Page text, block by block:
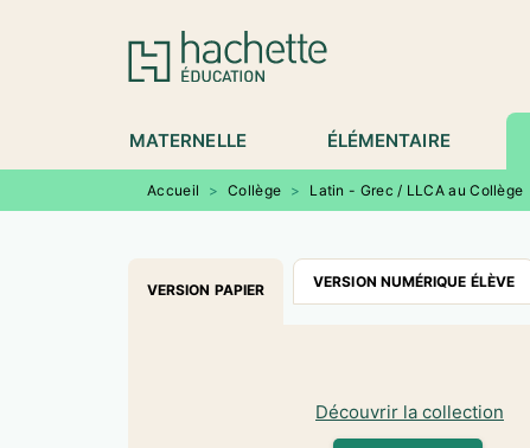
MENU RECHERCHE
MATERNELLE ÉLÉMENTAIRE
Accueil > Collège > Latin - Grec / LLCA au Collège
VERSION PAPIER VERSION NUMÉRIQUE ÉLÈVE
Découvrir la collection